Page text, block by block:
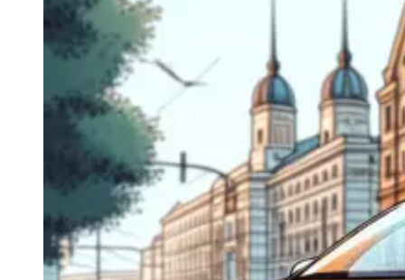
Navigatie Audi A4 B6
Navigatie Audi A4 B7
Navigatie Audi A4 B8
Navigatie Audi A5
Navigatie Audi A6 C5
Navigatie Audi A6 C6
Navigatie Audi A6 C7
Navigatie Audi Q5
Ford
Navigație Ford Fiesta
Navigație Ford Focus 1
Navigație Ford Focus 2
Navigație Ford Focus MK3
Navigație Ford Mondeo MK3
Navigație Ford Mondeo MK4
Navigație Ford Transit
Mercedes